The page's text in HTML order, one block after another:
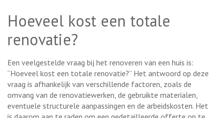
Hoeveel kost een totale
renovatie?
Een veelgestelde vraag bij het renoveren van een huis is:
“Hoeveel kost een totale renovatie?” Het antwoord op deze
vraag is afhankelijk van verschillende factoren, zoals de
omvang van de renovatiewerken, de gebruikte materialen,
eventuele structurele aanpassingen en de arbeidskosten. Het